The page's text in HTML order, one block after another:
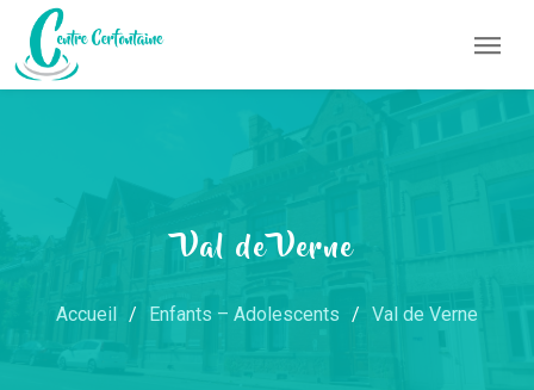
Val de Verne
Accueil Enfants – Adolescents Val de Verne